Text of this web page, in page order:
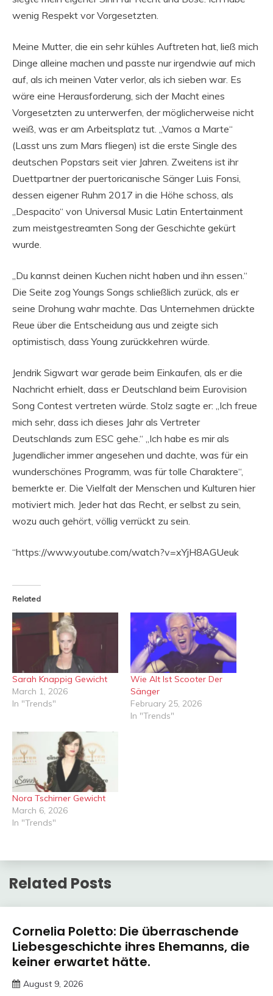
wenig Respekt vor Vorgesetzten.
Meine Mutter, die ein sehr kühles Auftreten hat, ließ mich
Dinge alleine machen und passte nur irgendwie auf mich
auf, als ich meinen Vater verlor, als ich sieben war. Es
wäre eine Herausforderung, sich der Macht eines
Vorgesetzten zu unterwerfen, der möglicherweise nicht
weiß, was er am Arbeitsplatz tut. „Vamos a Marte“
(Lasst uns zum Mars fliegen) ist die erste Single des
deutschen Popstars seit vier Jahren. Zweitens ist ihr
Duettpartner der puertoricanische Sänger Luis Fonsi,
dessen eigener Ruhm 2017 in die Höhe schoss, als
„Despacito“ von Universal Music Latin Entertainment
zum meistgestreamten Song der Geschichte gekürt
wurde.
„Du kannst deinen Kuchen nicht haben und ihn essen.“
Die Seite zog Youngs Songs schließlich zurück, als er
seine Drohung wahr machte. Das Unternehmen drückte
Reue über die Entscheidung aus und zeigte sich
optimistisch, dass Young zurückkehren würde.
Jendrik Sigwart war gerade beim Einkaufen, als er die
Nachricht erhielt, dass er Deutschland beim Eurovision
Song Contest vertreten würde. Stolz sagte er: „Ich freue
mich sehr, dass ich dieses Jahr als Vertreter
Deutschlands zum ESC gehe.“ „Ich habe es mir als
Jugendlicher immer angesehen und dachte, was für ein
wunderschönes Programm, was für tolle Charaktere“,
bemerkte er. Die Vielfalt der Menschen und Kulturen hier
motiviert mich. Jeder hat das Recht, er selbst zu sein,
wozu auch gehört, völlig verrückt zu sein.
“https://www.youtube.com/watch?v=xYjH8AGUeuk
Related
Sarah Knappig Gewicht
March 1, 2026
In "Trends"
Wie Alt Ist Scooter Der
Sänger
February 25, 2026
In "Trends"
Nora Tschirner Gewicht
March 6, 2026
In "Trends"
Related Posts
Trends
Cornelia Poletto: Die überraschende
Liebesgeschichte ihres Ehemanns, die
keiner erwartet hätte.
August 9, 2026